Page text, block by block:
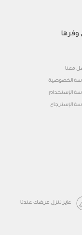
وفرها
معنا
الخصوصية
الإستخدام
الإسترجاع
عايز تنزل عرضك عندنا